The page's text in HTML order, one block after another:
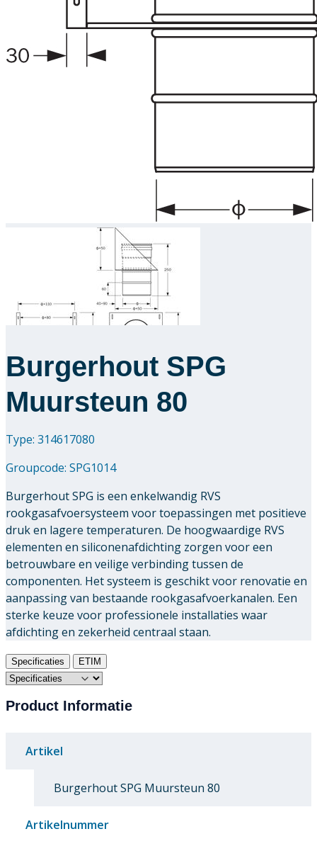
Burgerhout SPG
Muursteun 80
Type: 314617080
Groupcode: SPG1014
Burgerhout SPG is een enkelwandig RVS
rookgasafvoersysteem voor toepassingen met positieve
druk en lagere temperaturen. De hoogwaardige RVS
elementen en siliconenafdichting zorgen voor een
betrouwbare en veilige verbinding tussen de
componenten. Het systeem is geschikt voor renovatie en
aanpassing van bestaande rookgasafvoerkanalen. Een
sterke keuze voor professionele installaties waar
afdichting en zekerheid centraal staan.
Specificaties ETIM
Product Informatie
Artikel
Burgerhout SPG Muursteun 80
Artikelnummer